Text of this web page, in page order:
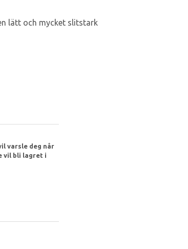
lätt och mycket slitstark
varsle deg når
vil bli lagret i